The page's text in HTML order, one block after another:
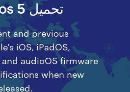
أبل ووتش ios 5 تحميل
and previous
iOS, iPadOS,
audioOS firmware
when new